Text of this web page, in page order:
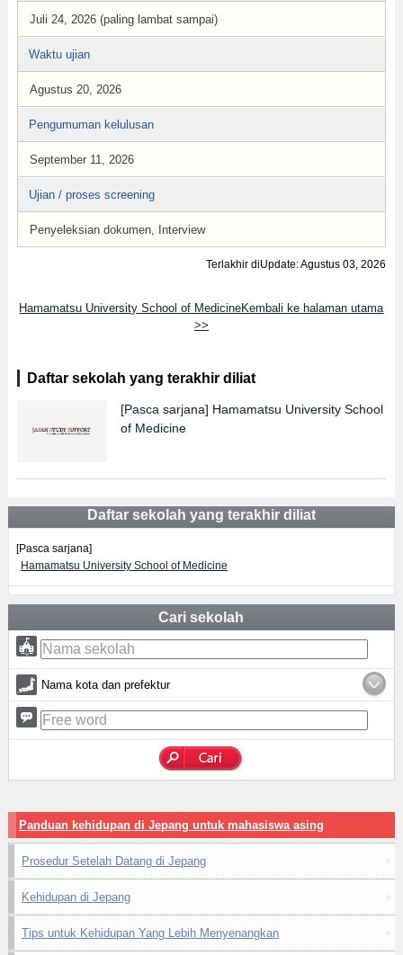
Juli 24, 2026 (paling lambat sampai)
Waktu ujian
Agustus 20, 2026
Pengumuman kelulusan
September 11, 2026
Ujian / proses screening
Penyeleksian dokumen, Interview
Terlakhir diUpdate: Agustus 03, 2026
Hamamatsu University School of MedicineKembali ke halaman utama
>>
Daftar sekolah yang terakhir diliat
[Pasca sarjana] Hamamatsu University School
of Medicine
Daftar sekolah yang terakhir diliat
[Pasca sarjana]
Hamamatsu University School of Medicine
Cari sekolah
Nama kota dan prefektur
Panduan kehidupan di Jepang untuk mahasiswa asing
Prosedur Setelah Datang di Jepang
Kehidupan di Jepang
Tips untuk Kehidupan Yang Lebih Menyenangkan